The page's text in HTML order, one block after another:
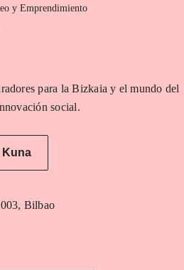
y Emprendimiento
para la Bizkaia y el mundo del
social.
Kuna
Bilbao